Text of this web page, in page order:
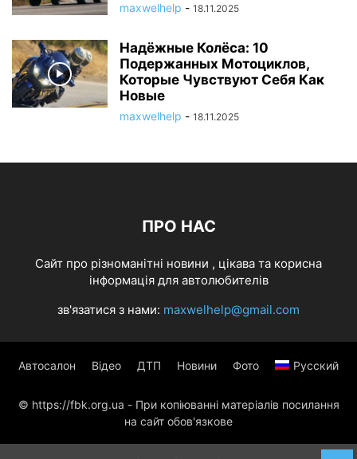
maxwelhelp - 18.11.2025
Надёжные Колёса: 10
Подержанных Мотоциклов,
Которые Чувствуют Себя Как
Новые
maxwelhelp - 18.11.2025
ПРО НАС
Cайт про різноманітні новини , цікава та корисна
інформація для автолюбителів
зв'язатися з нами: maxwelhelp@gmail.com
Автосалон Відео ДТП Новини Фото Русский
© https://fbk.org.ua - При копіюванні матеріалів посилання
на сайт обов'язкове